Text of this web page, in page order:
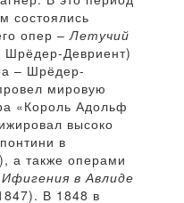
состоялись
опер –Летучий
Шрёдер-Девриент)
– Шрёдер-
мировую
«Король Адольф
высоко
в
а также операми
Ифигения в Авлиде
В 1848 в